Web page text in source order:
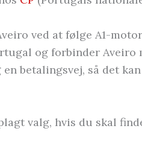
ved at følge A1-
og forbinder Aveiro
en betalingsvej, så det
valg, hvis du skal